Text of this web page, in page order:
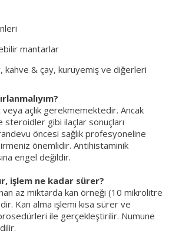
mantarlar
kahve & çay, kuruyemiş ve diğerleri
açlık gerekmemektedir. Ancak
gibi ilaçlar sonuçları
öncesi sağlık profesyoneline
önemlidir. Antihistaminik
engel değildir.
işlem ne kadar sürer?
az miktarda kan örneği (10 mikrolitre
Kan alma işlemi kısa sürer ve
ile gerçekleştirilir. Numune